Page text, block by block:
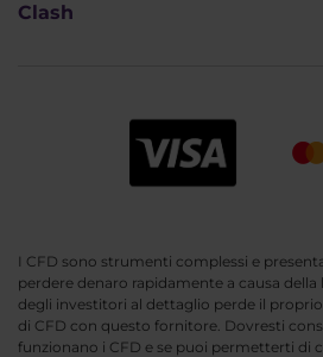
Clash
I CFD sono strumenti complessi e
perdere denaro rapidamente a causa della
degli investitori al dettaglio perde il
di CFD con questo fornitore. Dovresti
funzionano i CFD e se puoi permetterti di